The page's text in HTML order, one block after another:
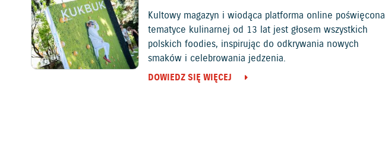
Kultowy magazyn i wiodąca platforma online poświęcona
tematyce kulinarnej od 13 lat jest głosem wszystkich
polskich foodies, inspirując do odkrywania nowych
smaków i celebrowania jedzenia.
DOWIEDZ SIĘ WIĘCEJ